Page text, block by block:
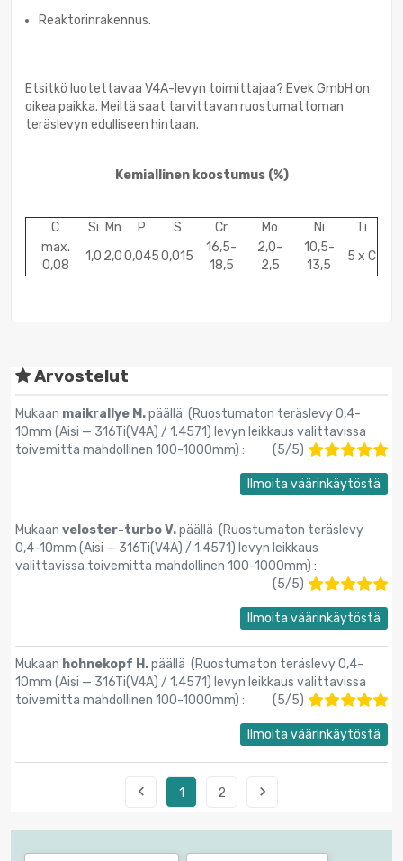
Reaktorinrakennus.
Etsitkö luotettavaa V4A-levyn toimittajaa? Evek GmbH on
oikea paikka. Meiltä saat tarvittavan ruostumattoman
teräslevyn edulliseen hintaan.
Kemiallinen koostumus (%)
C Si Mn P S Cr Mo Ni
Ti
max.
0,08
1,0 2,00,0450,015
16,5-
18,5
2,0-
2,5
10,5-
13,5
5 x C
Arvostelut
Mukaan maikrallye M.päällä (Ruostumaton teräslevy 0,4-
10mm (Aisi — 316Ti(V4A) / 1.4571) levyn leikkaus valittavissa
toivemitta mahdollinen 100-1000mm) : (5/5)
Ilmoita väärinkäytöstä
Mukaan veloster-turbo V.päällä (Ruostumaton teräslevy
0,4-10mm (Aisi — 316Ti(V4A) / 1.4571) levyn leikkaus
valittavissa toivemitta mahdollinen 100-1000mm) :
(5/5)
Ilmoita väärinkäytöstä
Mukaan hohnekopf H.päällä (Ruostumaton teräslevy 0,4-
10mm (Aisi — 316Ti(V4A) / 1.4571) levyn leikkaus valittavissa
toivemitta mahdollinen 100-1000mm) : (5/5)
Ilmoita väärinkäytöstä
 1 2 